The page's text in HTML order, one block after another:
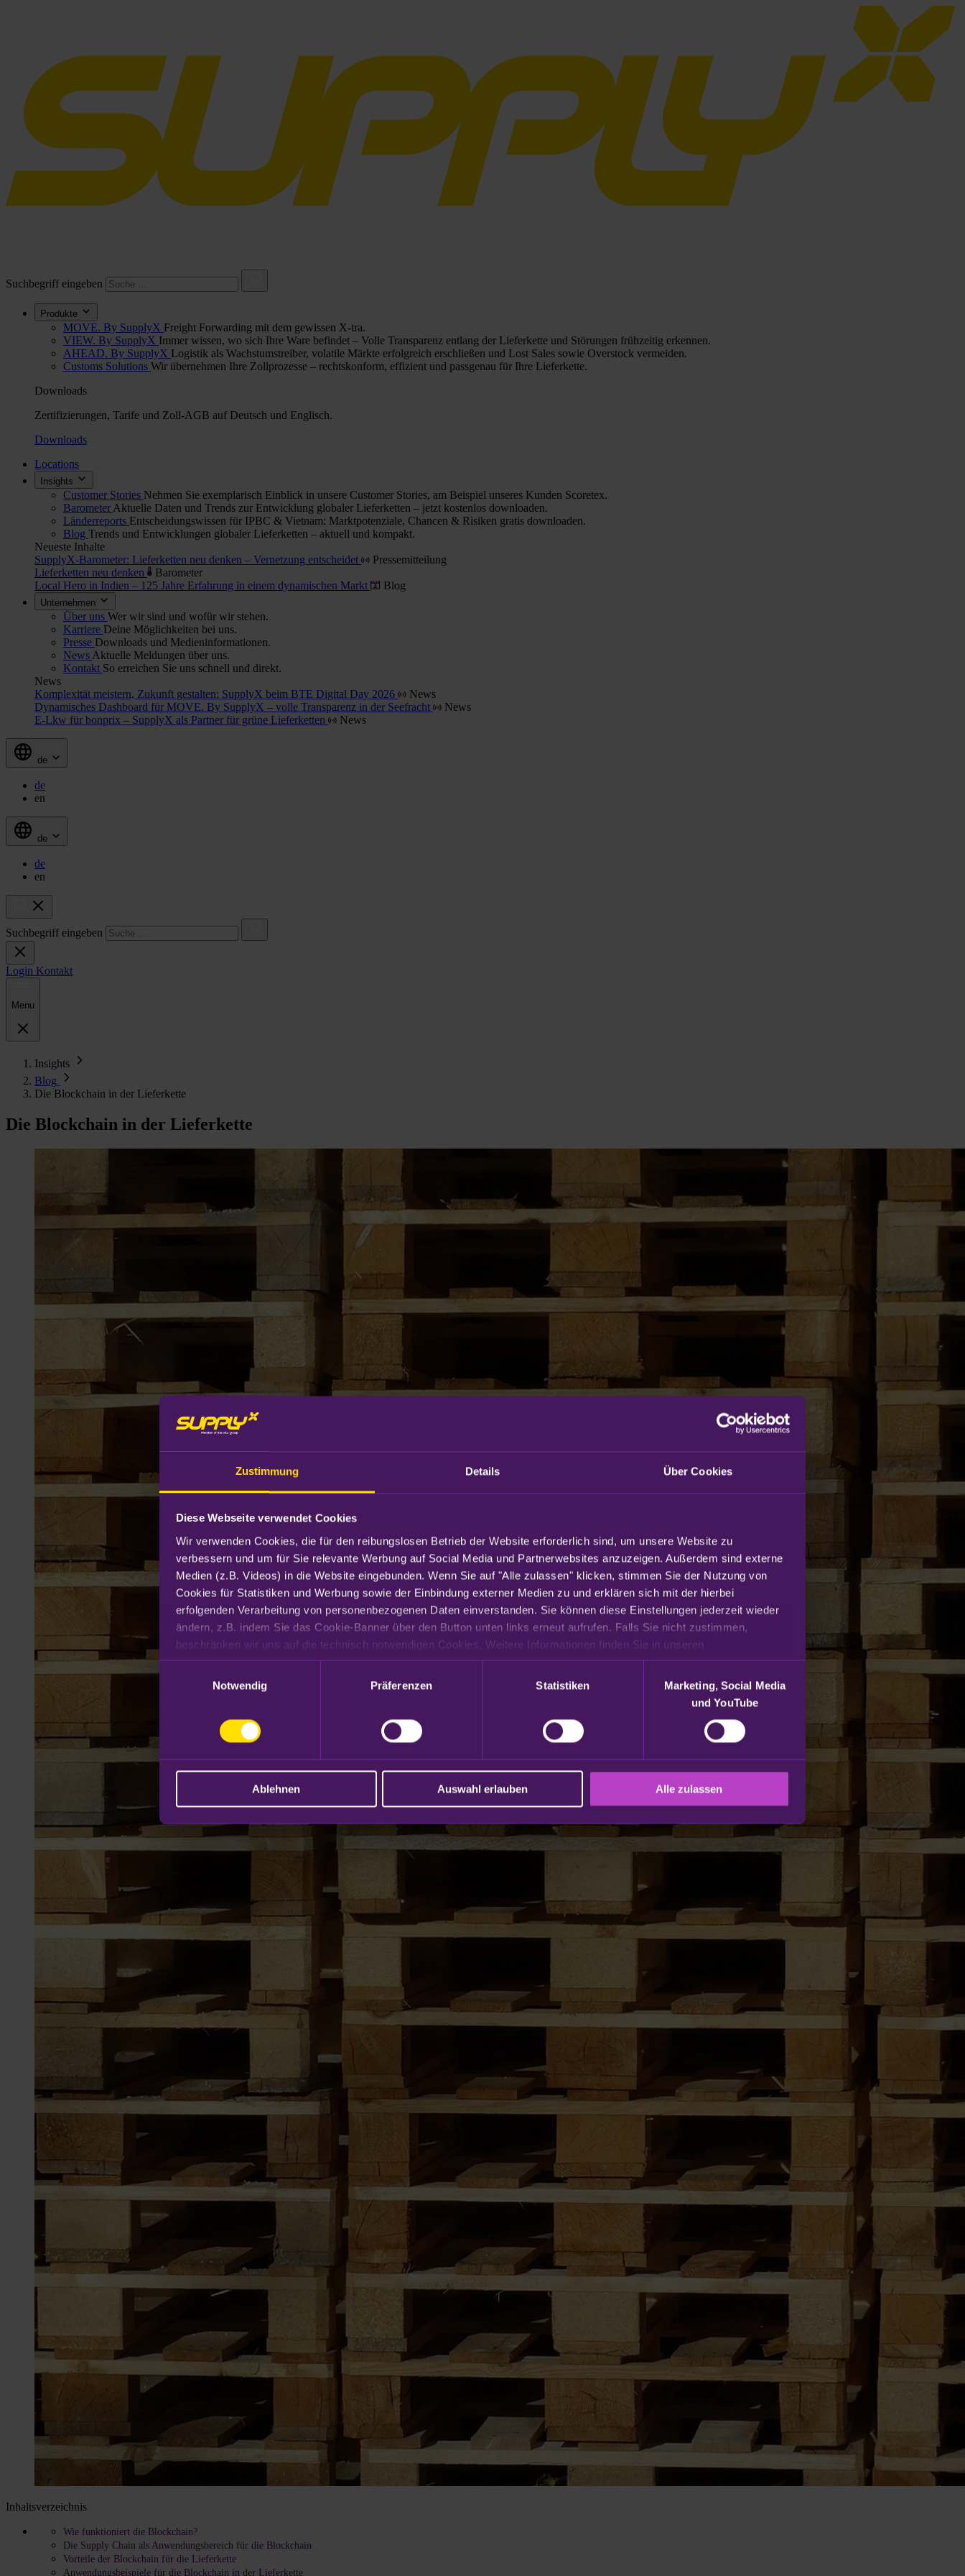
Zustimmung Details Über Cookies
Diese Webseite verwendet Cookies
Wir verwenden Cookies, die für den reibungslosen Betrieb der Website erforderlich sind, um unsere Website zu
verbessern und um für Sie relevante Werbung auf Social Media und Partnerwebsites anzuzeigen. Außerdem sind externe
Medien (z.B. Videos) in die Website eingebunden. Wenn Sie auf "Alle zulassen" klicken, stimmen Sie der Nutzung von
Cookies für Statistiken und Werbung sowie der Einbindung externer Medien zu und erklären sich mit der hierbei
erfolgenden Verarbeitung von personenbezogenen Daten einverstanden. Sie können diese Einstellungen jederzeit wieder
ändern, z.B. indem Sie das Cookie-Banner über den Button unten links erneut aufrufen. Falls Sie nicht zustimmen,
Datenschutzhinweisen.
Notwendig
Präferenzen Statistiken
Marketing, Social Media
und YouTube
Ablehnen Auswahl erlauben Alle zulassen
Suchbegriff eingeben
Produkte
MOVE. By SupplyX Freight Forwarding mit dem gewissen X-tra.
VIEW. By SupplyX Immer wissen, wo sich Ihre Ware befindet – Volle Transparenz entlang der Lieferkette und Störungen frühzeitig erkennen.
AHEAD. By SupplyX Logistik als Wachstumstreiber, volatile Märkte erfolgreich erschließen und Lost Sales sowie Overstock vermeiden.
Customs Solutions Wir übernehmen Ihre Zollprozesse – rechtskonform, effizient und passgenau für Ihre Lieferkette.
Downloads
Zertifizierungen, Tarife und Zoll-AGB auf Deutsch und Englisch.
Downloads
Locations
Insights
Customer Stories Nehmen Sie exemplarisch Einblick in unsere Customer Stories, am Beispiel unseres Kunden Scoretex.
Barometer Aktuelle Daten und Trends zur Entwicklung globaler Lieferketten – jetzt kostenlos downloaden.
Länderreports Entscheidungswissen für IPBC & Vietnam: Marktpotenziale, Chancen & Risiken gratis downloaden.
Blog Trends und Entwicklungen globaler Lieferketten – aktuell und kompakt.
Neueste Inhalte
SupplyX-Barometer: Lieferketten neu denken – Vernetzung entscheidet
Pressemitteilung
Lieferketten neu denken
Barometer
Local Hero in Indien – 125 Jahre Erfahrung in einem dynamischen Markt
Blog
Unternehmen
Über uns Wer wir sind und wofür wir stehen.
Karriere Deine Möglichkeiten bei uns.
Presse Downloads und Medieninformationen.
News Aktuelle Meldungen über uns.
Kontakt So erreichen Sie uns schnell und direkt.
News
Komplexität meistern, Zukunft gestalten: SupplyX beim BTE Digital Day 2026
News
Dynamisches Dashboard für MOVE. By SupplyX – volle Transparenz in der Seefracht
News
E-Lkw für bonprix – SupplyX als Partner für grüne Lieferketten
News
de
de
en
de
de
en
Suchbegriff eingeben
Login Kontakt
Menu
Insights
Blog
Die Blockchain in der Lieferkette
Die Blockchain in der Lieferkette
Inhaltsverzeichnis
Wie funktioniert die Blockchain?
Die Supply Chain als Anwendungsbereich für die Blockchain
Vorteile der Blockchain für die Lieferkette
Anwendungsbeispiele für die Blockchain in der Lieferkette